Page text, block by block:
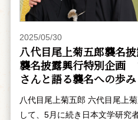
2025/05/30
八代目尾上菊五郎襲名
襲名披露興行特別企画
さんと語る襲名への歩
八代目尾上菊五郎 六代目尾上
して、5月に続き日本文学研究